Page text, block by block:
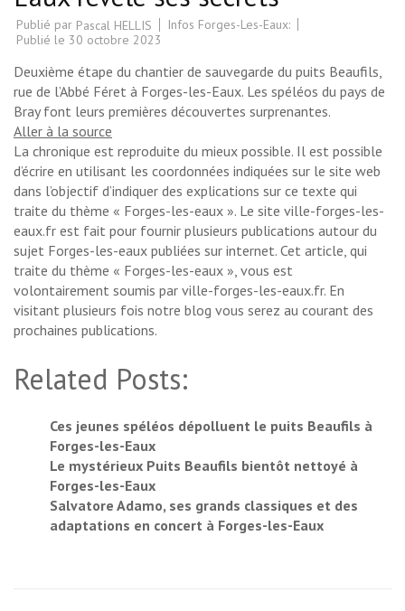
Publié par Pascal HELLIS
Infos Forges-Les-Eaux:
Publié le 30 octobre 2023
Deuxième étape du chantier de sauvegarde du puits Beaufils,
rue de l’Abbé Féret à Forges-les-Eaux. Les spéléos du pays de
Bray font leurs premières découvertes surprenantes.
Aller à la source
La chronique est reproduite du mieux possible. Il est possible
d’écrire en utilisant les coordonnées indiquées sur le site web
dans l’objectif d’indiquer des explications sur ce texte qui
traite du thème « Forges-les-eaux ». Le site ville-forges-les-
eaux.fr est fait pour fournir plusieurs publications autour du
sujet Forges-les-eaux publiées sur internet. Cet article, qui
traite du thème « Forges-les-eaux », vous est
volontairement soumis par ville-forges-les-eaux.fr. En
visitant plusieurs fois notre blog vous serez au courant des
prochaines publications.
Related Posts:
Ces jeunes spéléos dépolluent le puits Beaufils à
Forges-les-Eaux
Le mystérieux Puits Beaufils bientôt nettoyé à
Forges-les-Eaux
Salvatore Adamo, ses grands classiques et des
adaptations en concert à Forges-les-Eaux